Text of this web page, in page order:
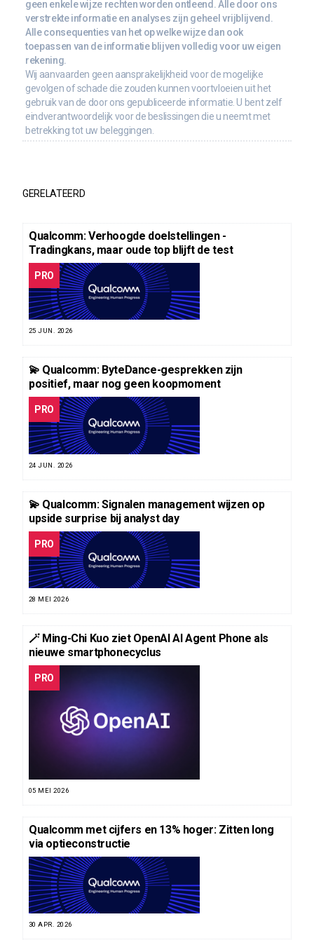
geen enkele wijze rechten worden ontleend. Alle door ons
verstrekte informatie en analyses zijn geheel vrijblijvend.
Alle consequenties van het op welke wijze dan ook
toepassen van de informatie blijven volledig voor uw eigen
rekening.
Wij aanvaarden geen aansprakelijkheid voor de mogelijke
gevolgen of schade die zouden kunnen voortvloeien uit het
gebruik van de door ons gepubliceerde informatie. U bent zelf
eindverantwoordelijk voor de beslissingen die u neemt met
betrekking tot uw beleggingen.
GERELATEERD
Qualcomm: Verhoogde doelstellingen -
Tradingkans, maar oude top blijft de test
PRO
25 JUN. 2026
💫 Qualcomm: ByteDance-gesprekken zijn
positief, maar nog geen koopmoment
PRO
24 JUN. 2026
💫 Qualcomm: Signalen management wijzen op
upside surprise bij analyst day
PRO
28 MEI 2026
🪄 Ming-Chi Kuo ziet OpenAI AI Agent Phone als
nieuwe smartphonecyclus
PRO
05 MEI 2026
Qualcomm met cijfers en 13% hoger: Zitten long
via optieconstructie
30 APR. 2026